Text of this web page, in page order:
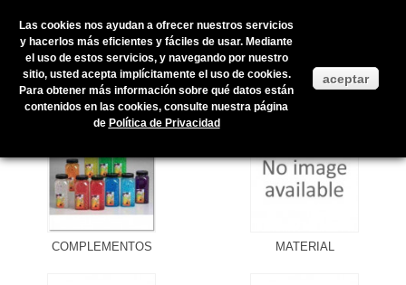
Inicio > Productos en stock
PRODUCTOS EN STOCK
COMPLEMENTOS MATERIAL
Las cookies nos ayudan a ofrecer nuestros servicios
y hacerlos más eficientes y fáciles de usar. Mediante
el uso de estos servicios, y navegando por nuestro
sitio, usted acepta implícitamente el uso de cookies.
Para obtener más información sobre qué datos están
contenidos en las cookies, consulte nuestra página
de Política de Privacidad
aceptar